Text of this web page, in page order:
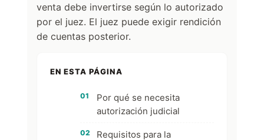
venta debe invertirse según lo autorizado
por el juez. El juez puede exigir rendición
de cuentas posterior.
EN ESTA PÁGINA
Por qué se necesita
autorización judicial
Requisitos para la